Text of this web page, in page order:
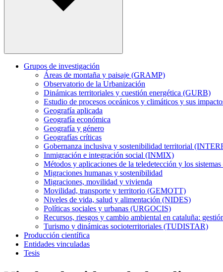
Grupos de investigación
Áreas de montaña y paisaje (GRAMP)
Observatorio de la Urbanización
Dinámicas territoriales y cuestión energética (GURB)
Estudio de procesos oceánicos y climáticos y sus
Geografía aplicada
Geografía económica
Geografía y género
Geografías críticas
Gobernanza inclusiva y sostenibilidad territorial
Inmigración e integración social (INMIX)
Métodos y aplicaciones de la teledetección y los
Migraciones humanas y sostenibilidad
Migraciones, movilidad y vivienda
Movilidad, transporte y territorio (GEMOTT)
Niveles de vida, salud y alimentación (NIDES)
Políticas sociales y urbanas (URGOCIS)
Recursos, riesgos y cambio ambiental en cataluña:
Turismo y dinámicas socioterritoriales (TUDISTAR)
Producción científica
Entidades vinculadas
Tesis